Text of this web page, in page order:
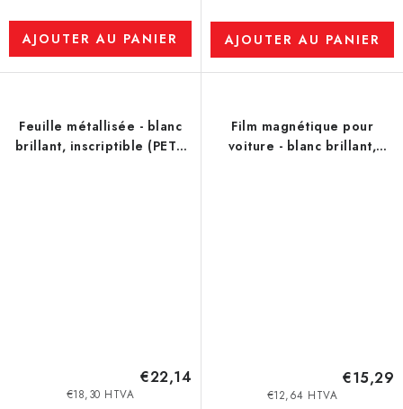
AJOUTER AU PANIER AJOUTER AU PANIER
Feuille métallisée - blanc
brillant, inscriptible (PET),
€18,30 HTVA
€22,14
Film magnétique pour
voiture - blanc brillant,
€12,64 HTVA
€15,29